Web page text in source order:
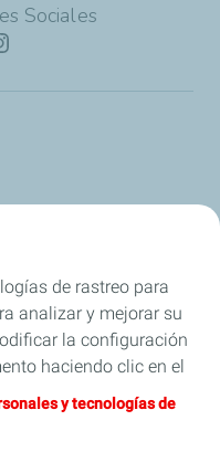
Sociales
de rastreo para
analizar y mejorar su
la configuración
haciendo clic en el
cookies). Al hacer
nos autoriza a
y tecnologías de